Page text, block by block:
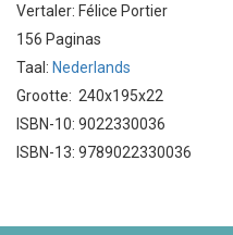
Vertaler: Félice Portier
156 Paginas
Taal: Nederlands
Grootte: 240x195x22
ISBN-10: 9022330036
ISBN-13: 9789022330036